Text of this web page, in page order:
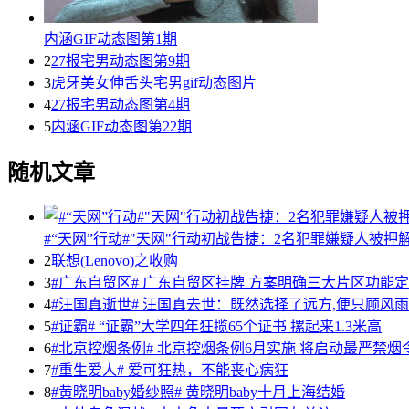
内涵GIF动态图第1期
227报宅男动态图第9期
3虎牙美女伸舌头宅男gif动态图片
427报宅男动态图第4期
5内涵GIF动态图第22期
随机文章
#“天网”行动#"天网"行动初战告捷：2名犯罪嫌疑人被押
2联想(Lenovo)之收购
3#广东自贸区# 广东自贸区挂牌 方案明确三大片区功能
4#汪国真逝世# 汪国真去世：既然选择了远方,便只顾风
5#证霸# “证霸”大学四年狂揽65个证书 摞起来1.3米高
6#北京控烟条例# 北京控烟条例6月实施 将启动最严禁烟
7#重生爱人# 爱可狂热，不能丧心病狂
8#黄晓明baby婚纱照# 黄晓明baby十月上海结婚